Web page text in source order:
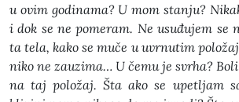
u ovim godinama? U mom stanju?
i dok se ne pomeram. Ne usuđujem se
ta tela, kako se muče u uvrnutim
niko ne zauzima… U čemu je svrha?
na taj položaj. Šta ako se upetljam